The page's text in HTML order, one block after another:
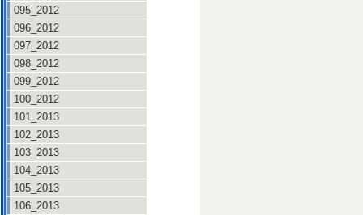
095_2012
096_2012
097_2012
098_2012
099_2012
100_2012
101_2013
102_2013
103_2013
104_2013
105_2013
106_2013